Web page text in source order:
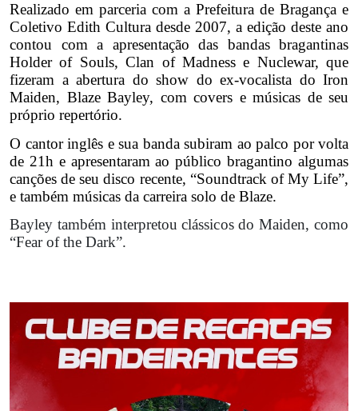
Realizado em parceria com a Prefeitura de Bragança e
Coletivo Edith Cultura desde 2007, a edição deste ano
contou com a apresentação das bandas bragantinas
Holder of Souls, Clan of Madness e Nuclewar, que
fizeram a abertura do show do ex-vocalista do Iron
Maiden, Blaze Bayley, com covers e músicas de seu
próprio repertório.
O cantor inglês e sua banda subiram ao palco por volta
de 21h e apresentaram ao público bragantino algumas
canções de seu disco recente, “Soundtrack of My Life”,
e também músicas da carreira solo de Blaze.
Bayley também interpretou clássicos do Maiden, como
“Fear of the Dark”.